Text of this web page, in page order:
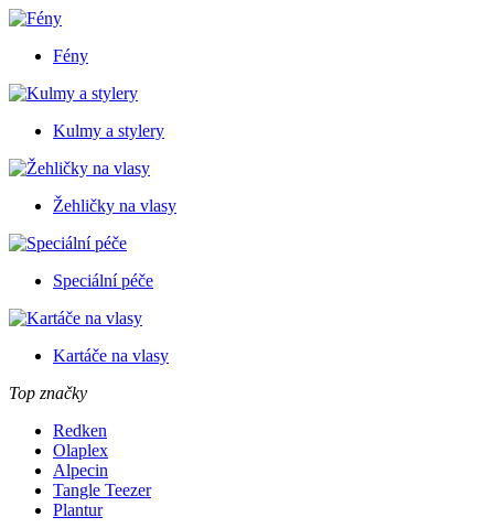
Fény
Kulmy a stylery
Žehličky na vlasy
Speciální péče
Kartáče na vlasy
Top značky
Redken
Olaplex
Alpecin
Tangle Teezer
Plantur